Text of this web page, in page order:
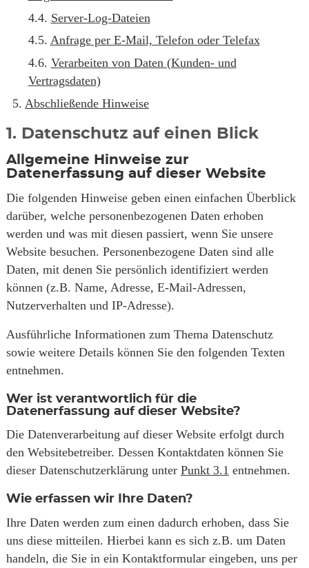
Server-Log-Dateien
Anfrage per E-Mail, Telefon oder Telefax
Verarbeiten von Daten (Kunden- und
Vertragsdaten)
Abschließende Hinweise
1. Datenschutz auf einen Blick
Allgemeine Hinweise zur
Datenerfassung auf dieser Website
Die folgenden Hinweise geben einen einfachen Überblick
darüber, welche personenbezogenen Daten erhoben
werden und was mit diesen passiert, wenn Sie unsere
Website besuchen. Personenbezogene Daten sind alle
Daten, mit denen Sie persönlich identifiziert werden
können (z.B. Name, Adresse, E-Mail-Adressen,
Nutzerverhalten und IP-Adresse).
Ausführliche Informationen zum Thema Datenschutz
sowie weitere Details können Sie den folgenden Texten
entnehmen.
Wer ist verantwortlich für die
Datenerfassung auf dieser Website?
Die Datenverarbeitung auf dieser Website erfolgt durch
den Websitebetreiber. Dessen Kontaktdaten können Sie
dieser Datenschutzerklärung unter Punkt 3.1 entnehmen.
Wie erfassen wir Ihre Daten?
Ihre Daten werden zum einen dadurch erhoben, dass Sie
uns diese mitteilen. Hierbei kann es sich z.B. um Daten
handeln, die Sie in ein Kontaktformular eingeben, uns per